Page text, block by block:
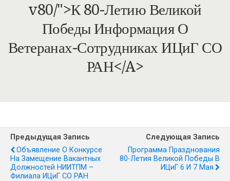
V80/">К 80-Летию Великой
Победы Информация О
Ветеранах-Сотрудниках ИЦиГ СО
РАН</a>
Предыдущая Запись
Объявление О Конкурсе
На Замещение Вакантных
Должностей НИИТПМ –
Филиала ИЦиГ СО РАН
Следующая Запись
Программа Празднования
80-Летия Великой Победы В
ИЦиГ 6 И 7 Мая